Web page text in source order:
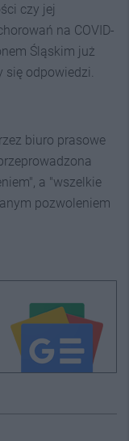
czy jej
na COVID-
Śląskim już
odpowiedzi.
biuro prasowe
a "wszelkie
pozwoleniem